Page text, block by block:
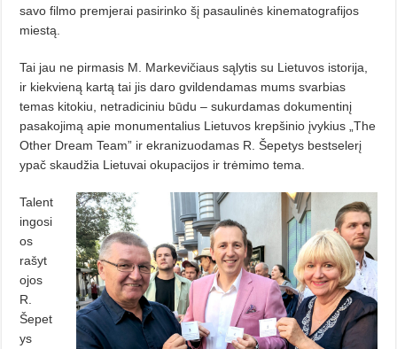
savo filmo premjerai pasirinko šį pasaulinės kinematografijos
miestą.
Tai jau ne pirmasis M. Markevičiaus sąlytis su Lietuvos istorija,
ir kiekvieną kartą tai jis daro gvildendamas mums svarbias
temas kitokiu, netradiciniu būdu – sukurdamas dokumentinį
pasakojimą apie monumentalius Lietuvos krepšinio įvykius „The
Other Dream Team” ir ekranizuodamas R. Šepetys bestselerį
ypač skaudžia Lietuvai okupacijos ir trėmimo tema.
Talent
ingosi
os
rašyt
ojos
R.
Šepet
ys